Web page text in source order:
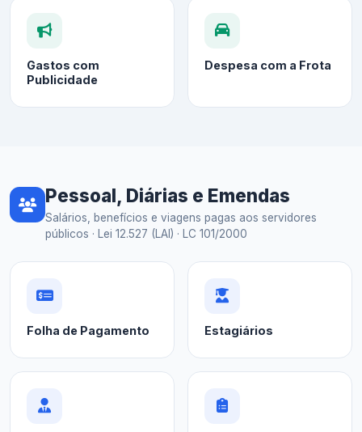
Gastos com
Publicidade
Despesa com a Frota
Pessoal, Diárias e Emendas
Salários, benefícios e viagens pagas aos servidores
públicos · Lei 12.527 (LAI) · LC 101/2000
Folha de Pagamento Estagiários